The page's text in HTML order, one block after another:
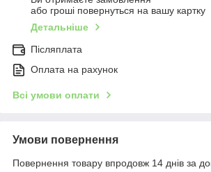
або гроші повернуться на вашу картку
Детальніше
Післяплата
Оплата на рахунок
Всі умови оплати
Умови повернення
Повернення товару впродовж 14 днів за